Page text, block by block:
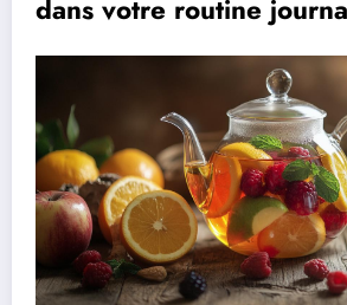
dans votre routine